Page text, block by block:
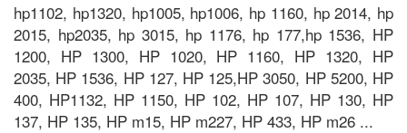
hp1102, hp1320, hp1005, hp1006, hp 1160, hp 2014, hp
2015, hp2035, hp 3015, hp 1176, hp 177,hp 1536, HP
1200, HP 1300, HP 1020, HP 1160, HP 1320, HP
2035, HP 1536, HP 127, HP 125,HP 3050, HP 5200, HP
400, HP1132, HP 1150, HP 102, HP 107, HP 130, HP
137, HP 135, HP m15, HP m227, HP 433, HP m26 ...